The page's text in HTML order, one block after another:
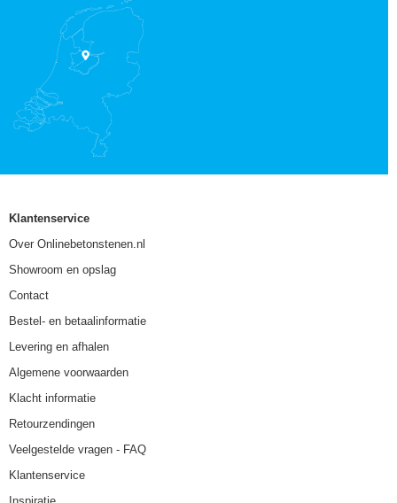
Klantenservice
Over Onlinebetonstenen.nl
Showroom en opslag
Contact
Bestel- en betaalinformatie
Levering en afhalen
Algemene voorwaarden
Klacht informatie
Retourzendingen
Veelgestelde vragen - FAQ
Klantenservice